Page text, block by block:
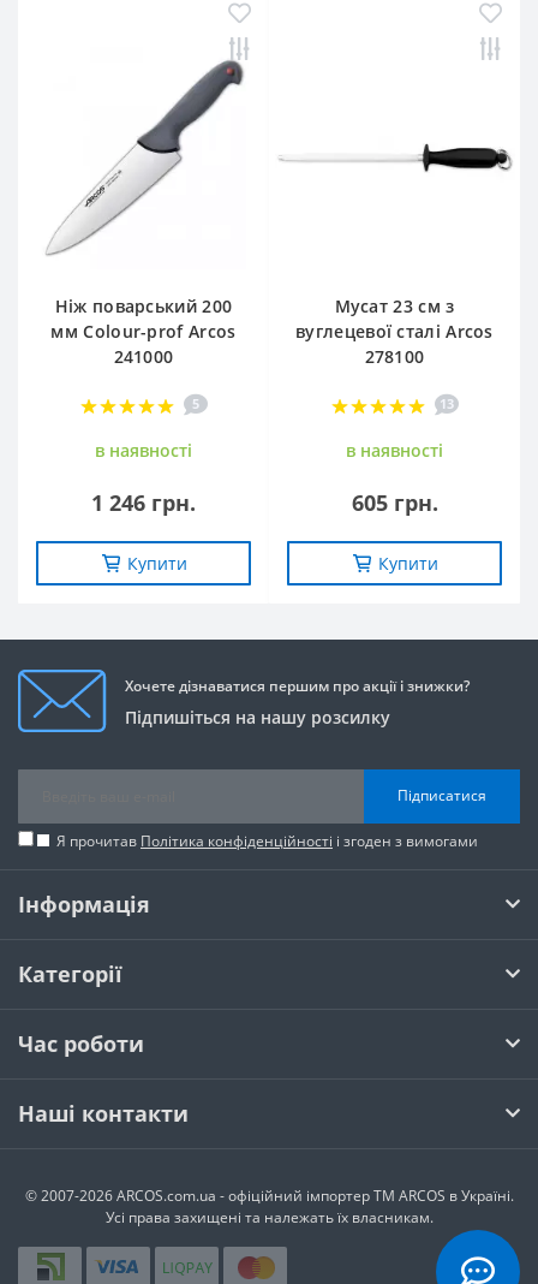
Ніж поварський 200
мм Сolour-prof Arcos
241000
5
в наявностi
1 246 грн.
Купити
Мусат 23 см з
вуглецевої сталі Arcos
278100
13
в наявностi
605 грн.
Купити
Хочете дізнаватися першим про акції і знижки?
Підпишіться на нашу розсилку
Підписатися
Я прочитав Політика конфіденційності і згоден з вимогами
Інформація
Категорії
Час роботи
Наші контакти
© 2007-2026 ARCOS.com.ua - офiцiйний iмпортер ТМ ARCOS в Україні.
Усi права захищенi та належать їх власникам.